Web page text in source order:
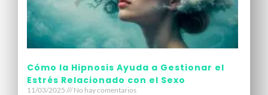
Cómo la Hipnosis Ayuda a Gestionar el
Estrés Relacionado con el Sexo​
11/03/2025 No hay comentarios